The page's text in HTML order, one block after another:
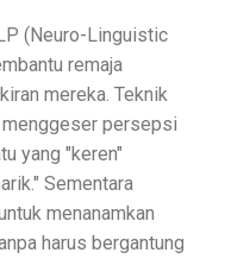
(Neuro-Linguistic
remaja
mereka. Teknik
persepsi
yang "keren"
Sementara
menanamkan
harus bergantung